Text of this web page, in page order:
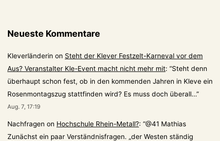
Neueste Kommentare
Kleverländerin on Steht der Klever Festzelt-Karneval vor dem
Aus? Veranstalter Kle-Event macht nicht mehr mit: “Steht denn
überhaupt schon fest, ob in den kommenden Jahren in Kleve ein
Rosenmontagszug stattfinden wird? Es muss doch überall…”
Aug. 7, 17:19
Nachfragen on Hochschule Rhein-Metall?: “@41 Mathias
Zunächst ein paar Verständnisfragen. „der Westen ständig